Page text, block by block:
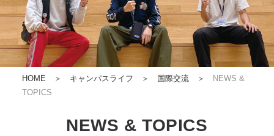
HOME ＞ キャンパスライフ ＞ 国際交流＞
NEWS &
TOPICS
NEWS & TOPICS